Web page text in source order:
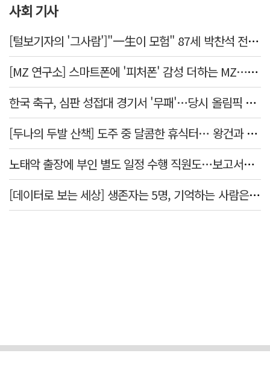
사회 기사
[털보기자의 '그사람']"一生이 모험" 87세 박찬석 전 경북대 총장
[MZ 연구소] 스마트폰에 '피처폰' 감성 더하는 MZ… 히퍼와 줄이어폰
한국 축구, 심판 성접대 경기서 '무패'…당시 올림픽 감독은 홍명보
[두나의 두발 산책] 도주 중 달콤한 휴식터… 왕건과 지명 산책
노태악 출장에 부인 별도 일정 수행 직원도…보고서엔 '공식일정 참석'
[데이터로 보는 세상] 생존자는 5명, 기억하는 사람은 늘었다